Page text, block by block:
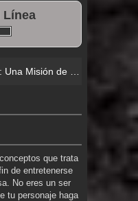
Línea
Misión de Locos
que trata
de entretenerse
No eres un ser
tu personaje haga